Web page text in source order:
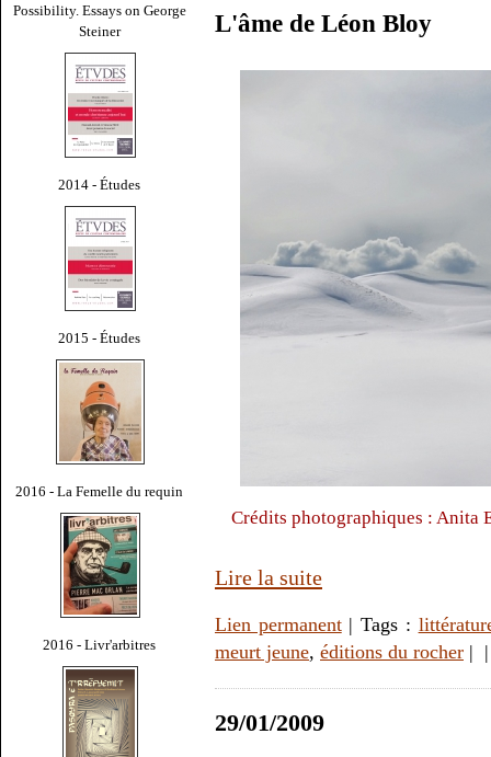
Possibility. Essays on George
Steiner
2014 - Études
2015 - Études
2016 - La Femelle du requin
2016 - Livr'arbitres
L'âme de Léon Bloy
Crédits photographiques : Anita
Lire la suite
Lien permanent| Tags :
meurt jeune, éditions du rocher |
29/01/2009